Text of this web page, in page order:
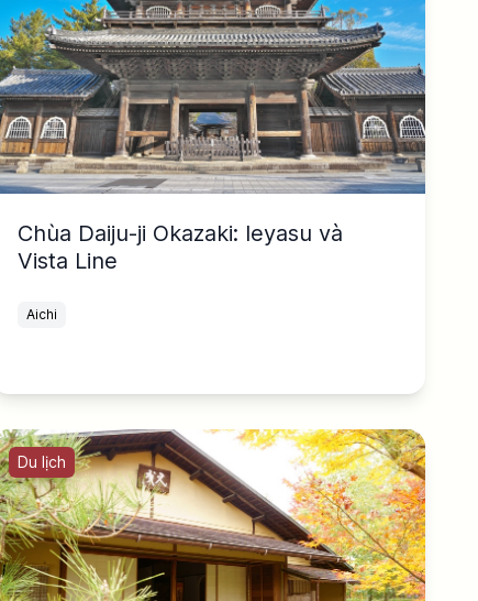
Chùa Daiju-ji Okazaki: Ieyasu và
Vista Line
Aichi
Du lịch